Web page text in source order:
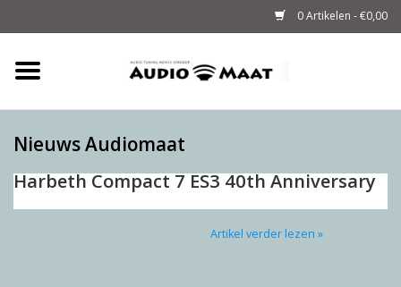
0 Artikelen - €0,00
Tuning
M-WAY Cables &
Powerstrips
Nieuws Audiomaat
Harbeth Compact 7 ES3 40th Anniversary
Artikel verder lezen »